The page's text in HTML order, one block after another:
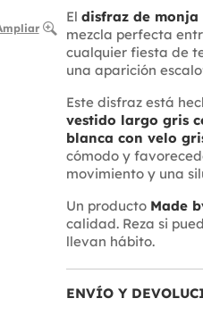
El disfraz de
mezcla perfecta
cualquier fiesta de
una aparición
Este disfraz está
vestido largo gris
blanca con velo
cómodo y
movimiento y una
Un producto Made
calidad. Reza si
llevan hábito.
ENVÍO Y